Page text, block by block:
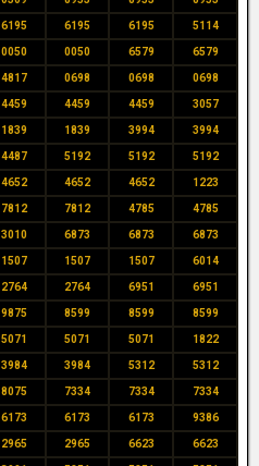
6195 6195 6195 5114
0050 0050 6579 6579
4817 0698 0698 0698
4459 4459 4459 3057
1839 1839 3994 3994
4487 5192 5192 5192
4652 4652 4652 1223
7812 7812 4785 4785
3010 6873 6873 6873
1507 1507 1507 6014
2764 2764 6951 6951
9875 8599 8599 8599
5071 5071 5071 1822
3984 3984 5312 5312
8075 7334 7334 7334
6173 6173 6173 9386
2965 2965 6623 6623